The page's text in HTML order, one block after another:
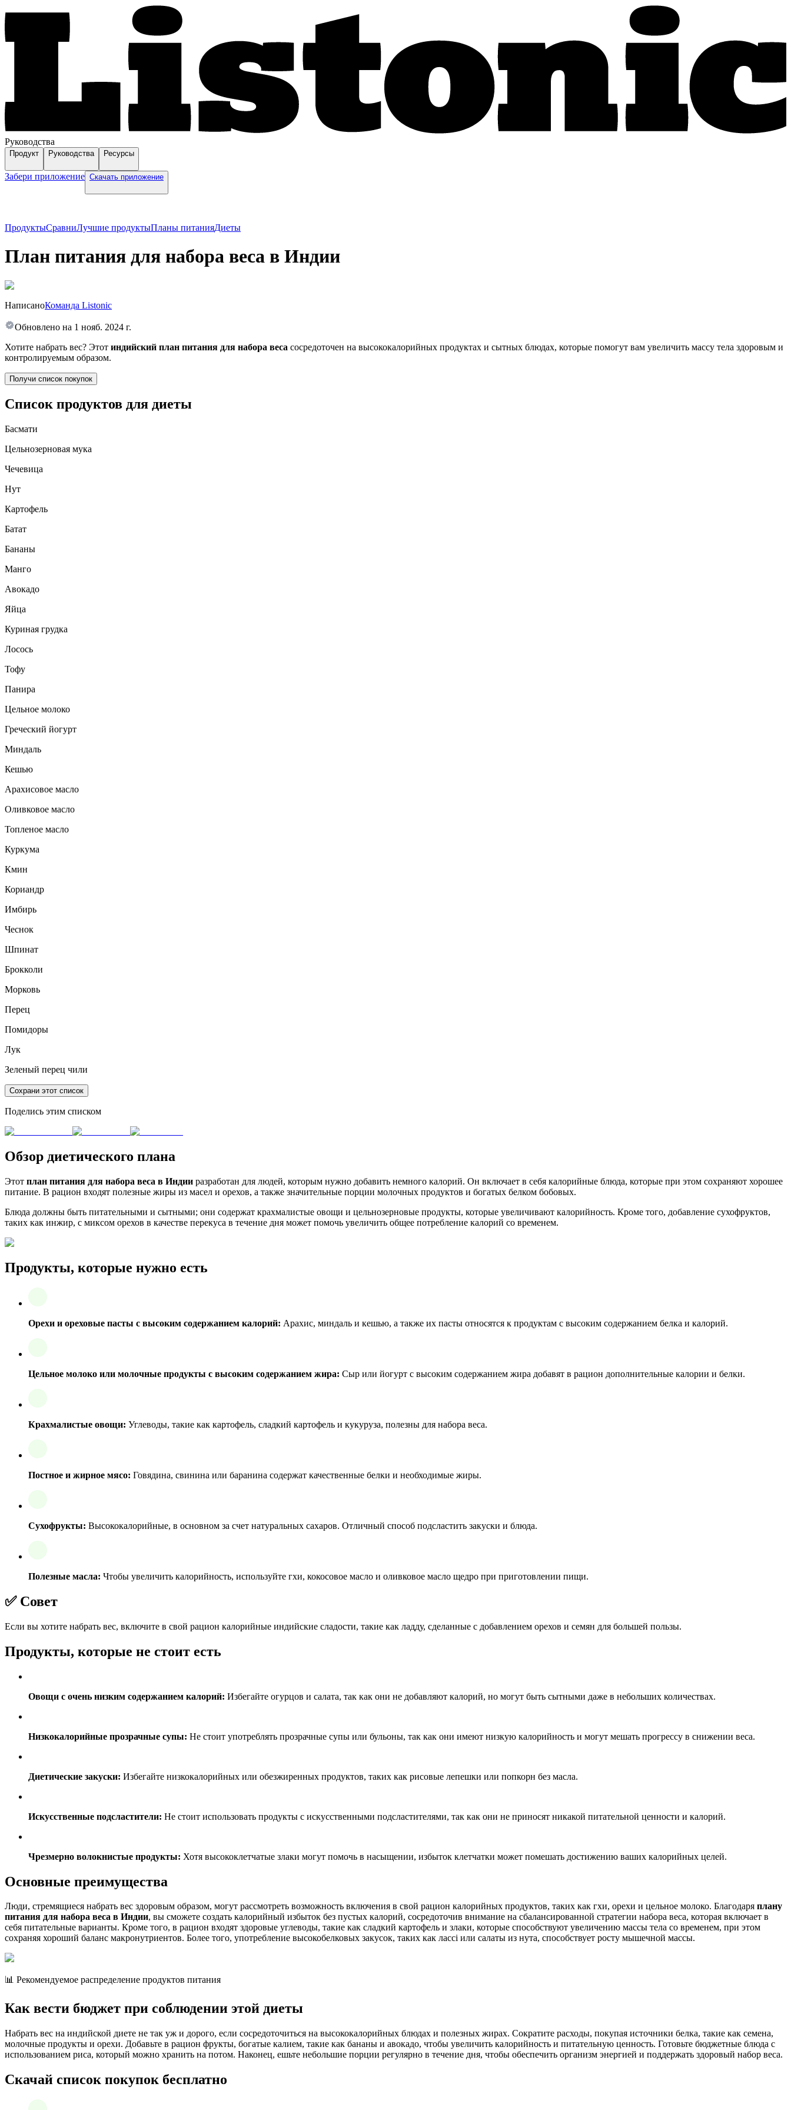
Руководства
Продукт Руководства Ресурсы
Забери приложение Скачать приложение
ПродуктыСравниЛучшие продуктыПланы питанияДиеты
План питания для набора веса в Индии
НаписаноКоманда Listonic
Обновлено на 1 нояб. 2024 г.
Хотите набрать вес? Этот индийский план питания для набора веса сосредоточен на высококалорийных продуктах и сытных блюдах, которые помогут вам увеличить массу тела здоровым и
контролируемым образом.
Получи список покупок
Список продуктов для диеты
Басмати
Цельнозерновая мука
Чечевица
Нут
Картофель
Батат
Бананы
Манго
Авокадо
Яйца
Куриная грудка
Лосось
Тофу
Панира
Цельное молоко
Греческий йогурт
Миндаль
Кешью
Арахисовое масло
Оливковое масло
Топленое масло
Куркума
Кмин
Кориандр
Имбирь
Чеснок
Шпинат
Брокколи
Морковь
Перец
Помидоры
Лук
Зеленый перец чили
Сохрани этот список
Поделись этим списком
Обзор диетического плана
Этот план питания для набора веса в Индии разработан для людей, которым нужно добавить немного калорий. Он включает в себя калорийные блюда, которые при этом сохраняют хорошее
питание. В рацион входят полезные жиры из масел и орехов, а также значительные порции молочных продуктов и богатых белком бобовых.
Блюда должны быть питательными и сытными; они содержат крахмалистые овощи и цельнозерновые продукты, которые увеличивают калорийность. Кроме того, добавление сухофруктов,
таких как инжир, с миксом орехов в качестве перекуса в течение дня может помочь увеличить общее потребление калорий со временем.
Продукты, которые нужно есть
Орехи и ореховые пасты с высоким содержанием калорий: Арахис, миндаль и кешью, а также их пасты относятся к продуктам с высоким содержанием белка и калорий.
Цельное молоко или молочные продукты с высоким содержанием жира: Сыр или йогурт с высоким содержанием жира добавят в рацион дополнительные калории и белки.
Крахмалистые овощи: Углеводы, такие как картофель, сладкий картофель и кукуруза, полезны для набора веса.
Постное и жирное мясо: Говядина, свинина или баранина содержат качественные белки и необходимые жиры.
Сухофрукты: Высококалорийные, в основном за счет натуральных сахаров. Отличный способ подсластить закуски и блюда.
Полезные масла: Чтобы увеличить калорийность, используйте гхи, кокосовое масло и оливковое масло щедро при приготовлении пищи.
✅ Совет
Если вы хотите набрать вес, включите в свой рацион калорийные индийские сладости, такие как ладду, сделанные с добавлением орехов и семян для большей пользы.
Продукты, которые не стоит есть
Овощи с очень низким содержанием калорий: Избегайте огурцов и салата, так как они не добавляют калорий, но могут быть сытными даже в небольших количествах.
Низкокалорийные прозрачные супы: Не стоит употреблять прозрачные супы или бульоны, так как они имеют низкую калорийность и могут мешать прогрессу в снижении веса.
Диетические закуски: Избегайте низкокалорийных или обезжиренных продуктов, таких как рисовые лепешки или попкорн без масла.
Искусственные подсластители: Не стоит использовать продукты с искусственными подсластителями, так как они не приносят никакой питательной ценности и калорий.
Чрезмерно волокнистые продукты: Хотя высококлетчатые злаки могут помочь в насыщении, избыток клетчатки может помешать достижению ваших калорийных целей.
Основные преимущества
Люди, стремящиеся набрать вес здоровым образом, могут рассмотреть возможность включения в свой рацион калорийных продуктов, таких как гхи, орехи и цельное молоко. Благодаря плану
питания для набора веса в Индии, вы сможете создать калорийный избыток без пустых калорий, сосредоточив внимание на сбалансированной стратегии набора веса, которая включает в
себя питательные варианты. Кроме того, в рацион входят здоровые углеводы, такие как сладкий картофель и злаки, которые способствуют увеличению массы тела со временем, при этом
сохраняя хороший баланс макронутриентов. Более того, употребление высокобелковых закусок, таких как лассі или салаты из нута, способствует росту мышечной массы.
📊 Рекомендуемое распределение продуктов питания
Как вести бюджет при соблюдении этой диеты
Набрать вес на индийской диете не так уж и дорого, если сосредоточиться на высококалорийных блюдах и полезных жирах. Сократите расходы, покупая источники белка, такие как семена,
молочные продукты и орехи. Добавьте в рацион фрукты, богатые калием, такие как бананы и авокадо, чтобы увеличить калорийность и питательную ценность. Готовьте бюджетные блюда с
использованием риса, который можно хранить на потом. Наконец, ешьте небольшие порции регулярно в течение дня, чтобы обеспечить организм энергией и поддержать здоровый набор веса.
Скачай список покупок бесплатно